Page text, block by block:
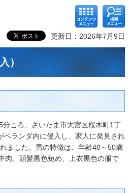
コンテ
ンツメ
ニュー
検索メ
ニュー
更新日：2026年7月9日
）
ころ、さいたま市大宮区桜木町1丁
ベランダ内に侵入し、家人に発見され
ました。男の特徴は、年齢40～50歳
肉、頭髪黒色短め、上衣黒色の服で